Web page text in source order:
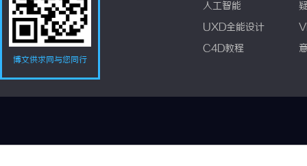
博文供求网与您同行
人工智能
UXD全能设计
C4D教程